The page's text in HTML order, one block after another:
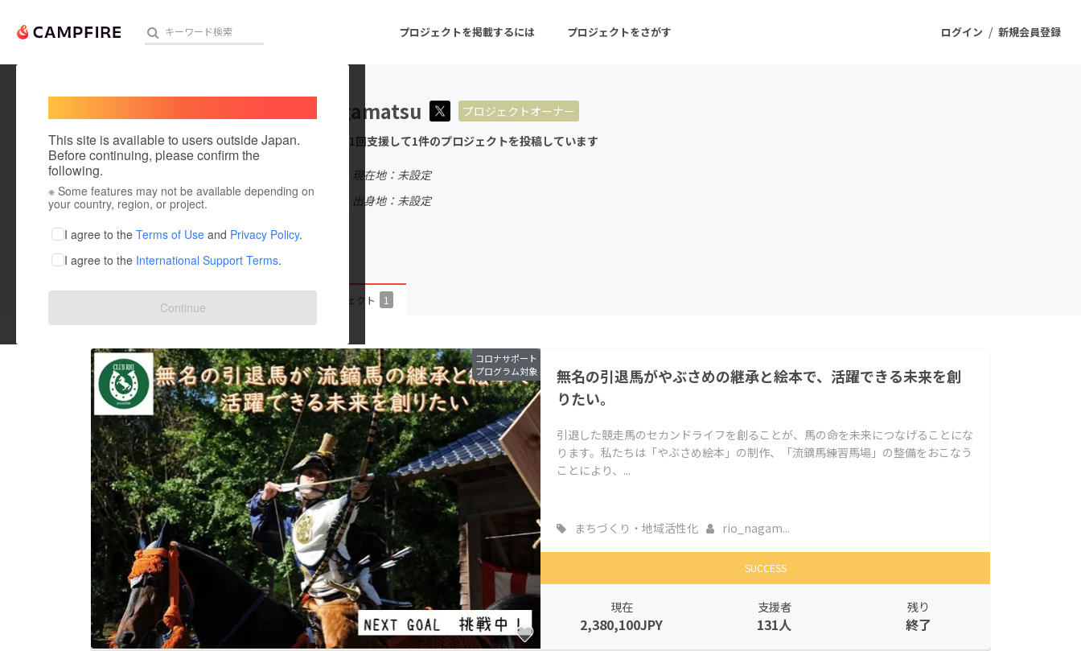
ログイン / 新規会員登録
プロジェクトを掲載するには プロジェクトをさがす
人気のプロジェクト 注目のリターン 注目の新着プロジェクト
アート・写真 音楽
テクノロジー・ガジェット
映像・映画
ビジネス・起業
チャレンジ
まちづくり・地域活性化
CAMPFIRE for Social Good
CAMPFIRE Creation
CAMPFIREふるさと納税
machi-ya
This site is available to users outside Japan.
Before continuing, please confirm the
following.
※ Some features may not be available depending on
your country, region, or project.
I agree to the Terms of Use and Privacy Policy.
I agree to the International Support Terms.
Continue
rio_nagamatsu
プロジェクトオーナー
これまでに1回支援して1件のプロジェクトを投稿しています
現在地：未設定
出身国：日本
出身地：未設定
プロジェクト 1
コロナサポート
プログラム対象
無名の引退馬がやぶさめの継承と絵本で、活躍できる未来を創
りたい。
引退した競走馬のセカンドライフを創ることが、馬の命を未来につなげることにな
ります。私たちは「やぶさめ絵本」の制作、「流鏑馬練習馬場」の整備をおこなう
ことにより、...
まちづくり・地域活性化 rio_nagam...
SUCCESS
現在
2,380,100JPY
支援者
131人
残り
終了